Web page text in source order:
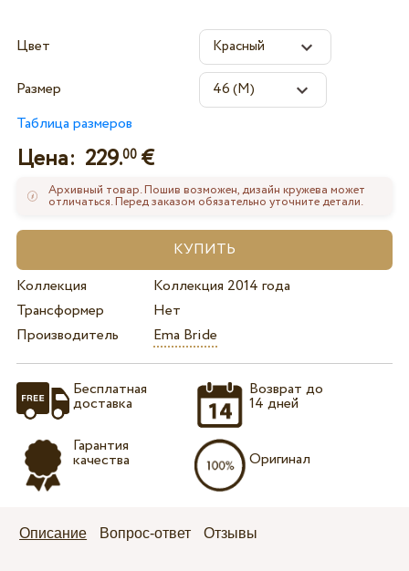
Цвет
Размер
Таблица размеров
Цена: 229.00€
Архивный товар. Пошив возможен, дизайн кружева может
отличаться. Перед заказом обязательно уточните детали.
Коллекция
Коллекция 2014 года
Трансформер
Нет
Производитель
Ema Bride
Бесплатная
доставка
Гарантия
качества
Возврат до
14 дней
Оригинал
Описание Вопрос-ответ Отзывы